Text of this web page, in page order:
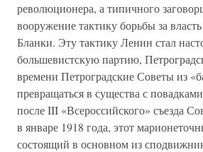
революционера, а типичного
вооружение тактику борьбы за
Бланки. Эту тактику Ленин стал
большевистскую партию,
времени Петроградские Советы из
превращаться в существа с
после III «Всероссийского» съезда
в январе 1918 года, этот
состоящий в основном из